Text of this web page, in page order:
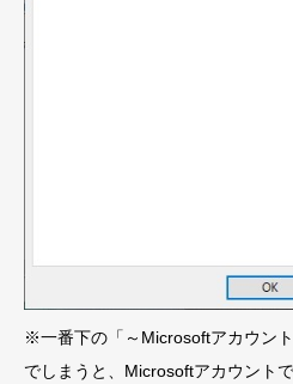
※一番下の「～Microsoftアカウン
でしまうと、Microsoftアカウント